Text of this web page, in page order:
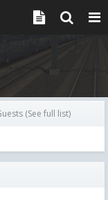
(See full list)